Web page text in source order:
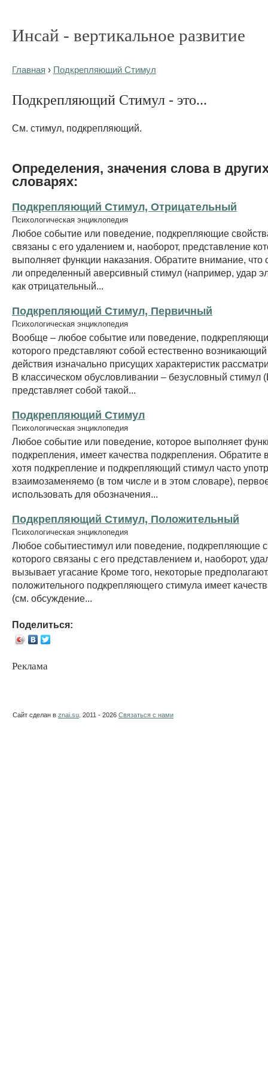
Инсай - вертикальное развитие
Главная › Подкрепляющий Стимул
Подкрепляющий Стимул - это...
См. стимул, подкрепляющий.
Определения, значения слова в
словарях:
Подкрепляющий Стимул, Отрицательный
Психологическая энциклопедия
Любое событие или поведение, подкрепляющие
связаны с его удалением и, наоборот, представление
выполняет функции наказания. Обратите внимание, что
ли определенный аверсивный стимул (например, удар
как отрицательный...
Подкрепляющий Стимул, Первичный
Психологическая энциклопедия
Вообще – любое событие или поведение,
которого представляют собой естественно возникающий
действия изначально присущих характеристик
В классическом обусловливании – безусловный стимул
представляет собой такой...
Подкрепляющий Стимул
Психологическая энциклопедия
Любое событие или поведение, которое выполняет
подкрепления, имеет качества подкрепления. Обратите
хотя подкрепление и подкрепляющий стимул часто
взаимозаменяемо (в том числе и в этом словаре),
использовать для обозначения...
Подкрепляющий Стимул, Положительный
Психологическая энциклопедия
Любое событиестимул или поведение, подкрепляющие
которого связаны с его представлением и, наоборот,
вызывает угасание Кроме того, некоторые
положительного подкрепляющего стимула имеет
(см. обсуждение...
Поделиться:
Реклама
Сайт сделан в znai.su . 2011 - 2026 Связаться с нами